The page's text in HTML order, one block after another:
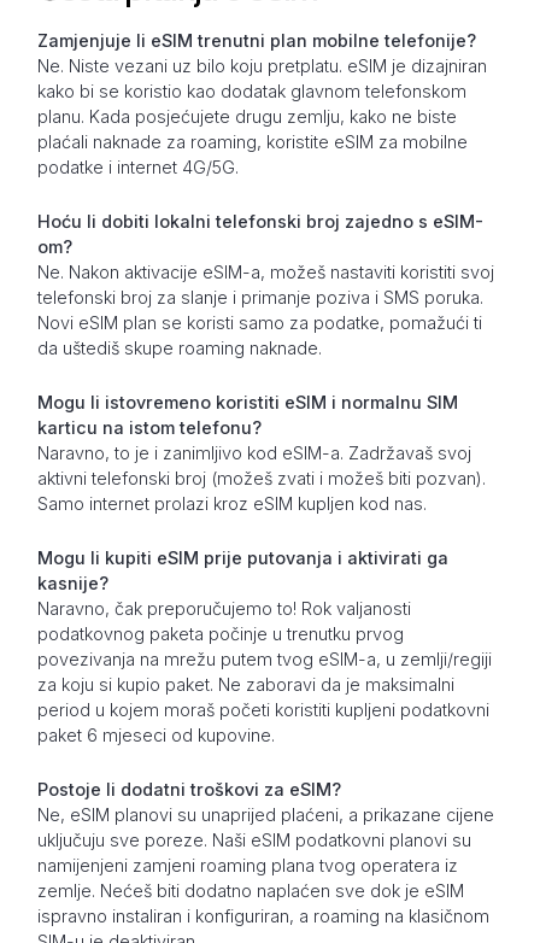
Zamjenjuje li eSIM trenutni plan mobilne telefonije?
Ne. Niste vezani uz bilo koju pretplatu. eSIM je dizajniran
kako bi se koristio kao dodatak glavnom telefonskom
planu. Kada posjećujete drugu zemlju, kako ne biste
plaćali naknade za roaming, koristite eSIM za mobilne
podatke i internet 4G/5G.
Hoću li dobiti lokalni telefonski broj zajedno s eSIM-
om?
Ne. Nakon aktivacije eSIM-a, možeš nastaviti koristiti svoj
telefonski broj za slanje i primanje poziva i SMS poruka.
Novi eSIM plan se koristi samo za podatke, pomažući ti
da uštediš skupe roaming naknade.
Mogu li istovremeno koristiti eSIM i normalnu SIM
karticu na istom telefonu?
Naravno, to je i zanimljivo kod eSIM-a. Zadržavaš svoj
aktivni telefonski broj (možeš zvati i možeš biti pozvan).
Samo internet prolazi kroz eSIM kupljen kod nas.
Mogu li kupiti eSIM prije putovanja i aktivirati ga
kasnije?
Naravno, čak preporučujemo to! Rok valjanosti
podatkovnog paketa počinje u trenutku prvog
povezivanja na mrežu putem tvog eSIM-a, u zemlji/regiji
za koju si kupio paket. Ne zaboravi da je maksimalni
period u kojem moraš početi koristiti kupljeni podatkovni
paket 6 mjeseci od kupovine.
Postoje li dodatni troškovi za eSIM?
Ne, eSIM planovi su unaprijed plaćeni, a prikazane cijene
uključuju sve poreze. Naši eSIM podatkovni planovi su
namijenjeni zamjeni roaming plana tvog operatera iz
zemlje. Nećeš biti dodatno naplaćen sve dok je eSIM
ispravno instaliran i konfiguriran, a roaming na klasičnom